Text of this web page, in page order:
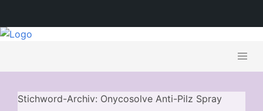
Stichword-Archiv: Onycosolve Anti-Pilz Spray